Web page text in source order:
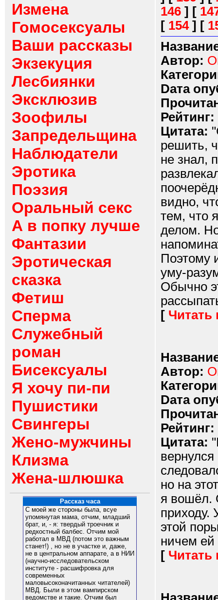
Измена
Гомосексуалы
Ваши рассказы
Экзекуция
Лесбиянки
Эксклюзив
Зоофилы
Запредельщина
Наблюдатели
Эротика
Поэзия
Оральный секс
А в попку лучше
Фантазии
Эротическая
сказка
Фетиш
Сперма
Служебный
роман
Бисексуалы
Я хочу пи-пи
Пушистики
Свингеры
Жено-мужчины
Клизма
Жена-шлюшка
Рассказ часа
С моей же стороны была, всуе
упомянутая мама, отчим, младший
брат, и, - я: твердый троечник и
редкостный балбес. Отчим мой
работал в МВД (потом это важным
станет!) , но не в участке и, даже,
не в центральном аппарате, а в НИИ
(научно-исследовательском
институте - расшифровка для
современных
маловысоконачитанных читателей)
МВД. Были в этом вампирском
ведомстве и такие. Отчим был
146 ] [
[ 154] [
Автор:
Dата
Рейтинг:
Цитата:
решить,
не знал,
видно,
тем, что
делом.
Поэтому
уму-
Обычно
[ Читать
Автор:
Dата
Рейтинг:
Цитата:
но на
я вошёл.
приходу.
этой
ничем ей
[ Читать